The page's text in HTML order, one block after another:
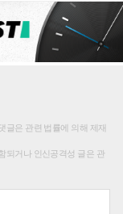
글은 관련 법률에 의해 제재
되거나 인신공격성 글은 관